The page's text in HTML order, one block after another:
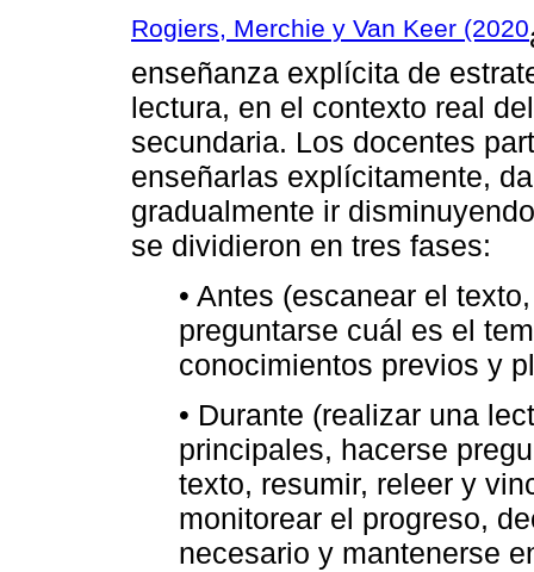
Rogiers, Merchie y Van Keer (2020
enseñanza explícita de
lectura, en el contexto real
secundaria. Los docentes
enseñarlas explícitamente,
gradualmente ir
se dividieron en tres fases:
• Antes (escanear el
preguntarse cuál es el
conocimientos previos y
• Durante (realizar una
principales, hacerse
texto, resumir, releer y
monitorear el progreso,
necesario y mantenerse